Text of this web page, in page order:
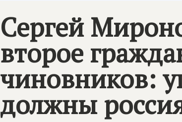
Сергей
второе
чиновников:
должны